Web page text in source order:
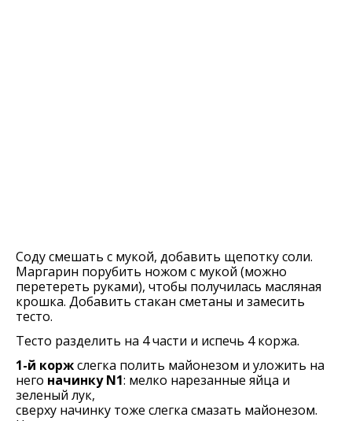
Соду смешать с мукой, добавить щепотку соли.
Маргарин порубить ножом с мукой (можно
перетереть руками), чтобы получилась масляная
крошка. Добавить стакан сметаны и замесить
тесто.
Тесто разделить на 4 части и испечь 4 коржа.
1-й коржслегка полить майонезом и уложить на
него начинку N1: мелко нарезанные яйца и
зеленый лук,
сверху начинку тоже слегка смазать майонезом.